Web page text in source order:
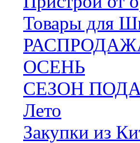
Товары для
ОСЕНЬ
СЕЗОН
Лето
Закупки из